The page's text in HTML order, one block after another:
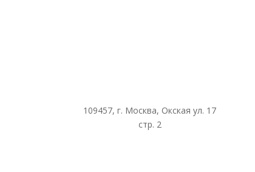
109457, г. Москва, Окская ул. 17
стр. 2